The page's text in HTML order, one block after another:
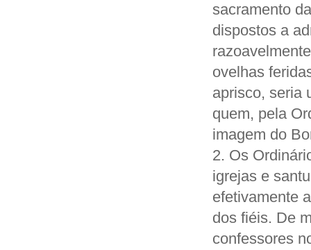
sacramento
dispostos a
ovelhas
aprisco, seria
quem, pela
imagem do
2. Os
igrejas e
efetivamente
dos fiéis. De
confessores